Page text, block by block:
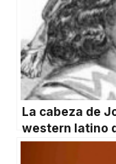
La cabeza de
western latino
molde